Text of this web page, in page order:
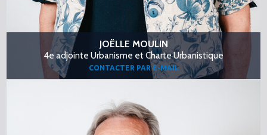
JOËLLE MOULIN
4e adjointe Urbanisme et Charte Urbanistique
CONTACTER PAR E-MAIL